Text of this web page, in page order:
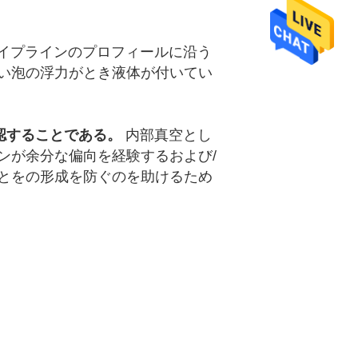
プラインのプロフィールに沿う
泡の浮力がとき液体が付いてい
ることである。 内部真空とし
が余分な偏向を経験するおよび/
をの形成を防ぐのを助けるため